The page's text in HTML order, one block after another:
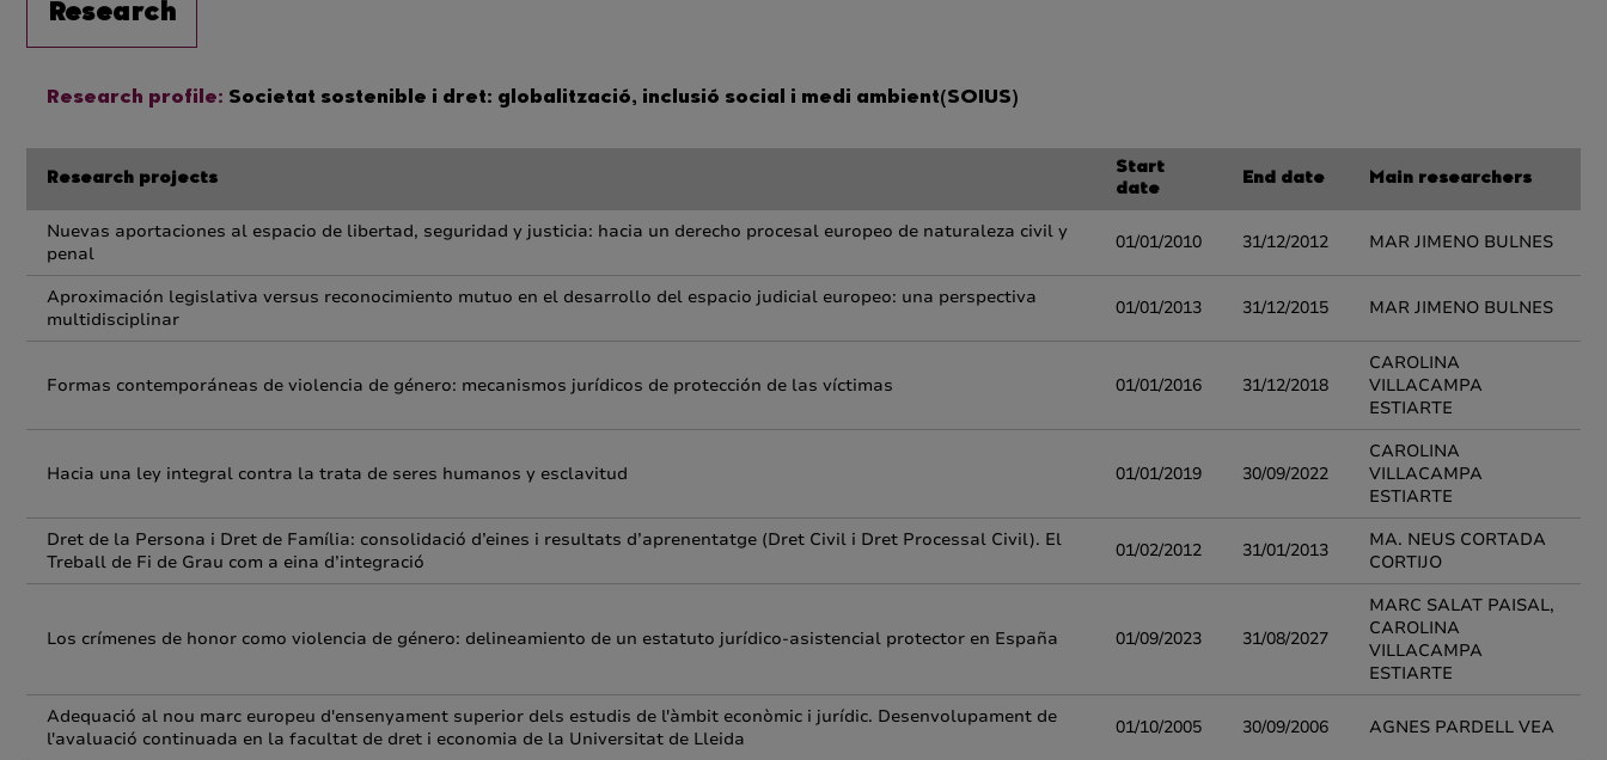
Research
Research profile: Societat sostenible i dret: globalització, inclusió social i medi ambient(SOIUS)
Research projects
Start
date
End date Main researchers
Nuevas aportaciones al espacio de libertad, seguridad y justicia: hacia un derecho procesal europeo de naturaleza civil y
penal
01/01/2010 31/12/2012 MAR JIMENO BULNES
Aproximación legislativa versus reconocimiento mutuo en el desarrollo del espacio judicial europeo: una perspectiva
multidisciplinar
01/01/2013 31/12/2015 MAR JIMENO BULNES
Formas contemporáneas de violencia de género: mecanismos jurídicos de protección de las víctimas 01/01/2016 31/12/2018
CAROLINA
VILLACAMPA
ESTIARTE
Hacia una ley integral contra la trata de seres humanos y esclavitud 01/01/2019 30/09/2022
CAROLINA
VILLACAMPA
ESTIARTE
Dret de la Persona i Dret de Família: consolidació d’eines i resultats d’aprenentatge (Dret Civil i Dret Processal Civil). El
Treball de Fi de Grau com a eina d’integració
01/02/2012 31/01/2013
MA. NEUS CORTADA
CORTIJO
Los crímenes de honor como violencia de género: delineamiento de un estatuto jurídico-asistencial protector en España 01/09/2023 31/08/2027
MARC SALAT PAISAL,
CAROLINA
VILLACAMPA
ESTIARTE
Adequació al nou marc europeu d'ensenyament superior dels estudis de l'àmbit econòmic i jurídic. Desenvolupament de
l'avaluació continuada en la facultat de dret i economia de la Universitat de Lleida
01/10/2005 30/09/2006 AGNES PARDELL VEA